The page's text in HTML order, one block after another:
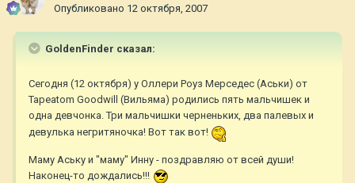
Опубликовано 12 октября, 2007
GoldenFinder сказал:
Сегодня (12 октября) у Оллери Роуз Мерседес (Аськи) от
Tapeatom Goodwill (Вильяма) родились пять мальчишек и
одна девчонка. Три мальчишки черненьких, два палевых и
девулька негритяночка! Вот так вот!
Маму Аську и "маму" Инну - поздравляю от всей души!
Наконец-то дождались!!!